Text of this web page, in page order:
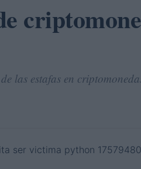
las estafas en